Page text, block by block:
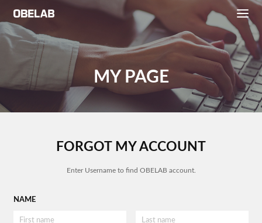
MY PAGE
FORGOT MY ACCOUNT
Enter Username to find OBELAB account.
NAME